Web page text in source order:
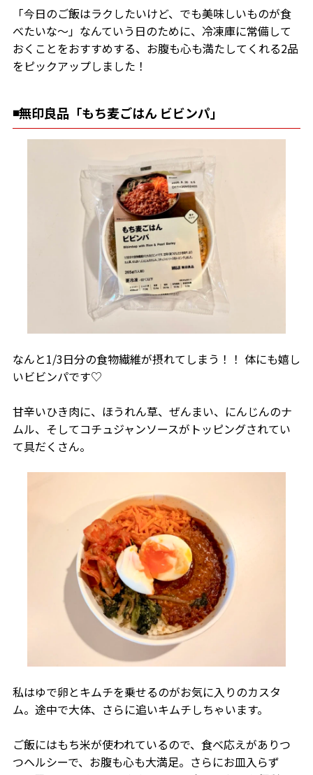
「今日のご飯はラクしたいけど、でも美味しいものが食
べたいな〜」なんていう日のために、冷凍庫に常備して
おくことをおすすめする、お腹も心も満たしてくれる2品
をピックアップしました！
◾️無印良品「もち麦ごはん ビビンパ」
なんと1/3日分の食物繊維が摂れてしまう！！ 体にも嬉し
いビビンパです♡
甘辛いひき肉に、ほうれん草、ぜんまい、にんじんのナ
ムル、そしてコチュジャンソースがトッピングされてい
て具だくさん。
私はゆで卵とキムチを乗せるのがお気に入りのカスタ
ム。途中で大体、さらに追いキムチしちゃいます。
ご飯にはもち米が使われているので、食べ応えがありつ
つヘルシーで、お腹も心も大満足。さらにお皿入らず